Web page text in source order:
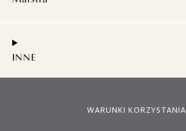
INNE
WARUNKI KORZYSTANIA